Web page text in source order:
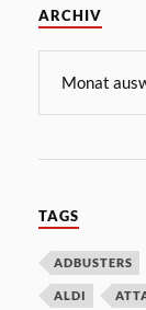
ARCHIV
TAGS
ADBUSTERS
ALDI